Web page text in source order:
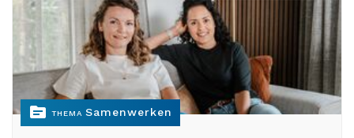
topic THEMA Samenwerken